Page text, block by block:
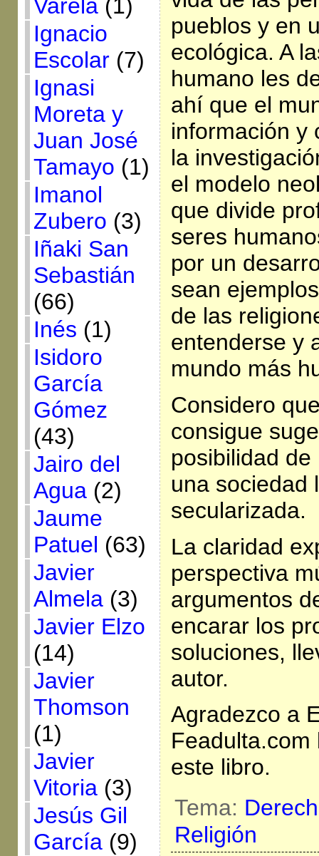
Varela(1)
Ignacio
Escolar(7)
Ignasi
Moreta y
Juan José
Tamayo (1)
Imanol
Zubero (3)
Iñaki San
Sebastián
(66)
Inés (1)
Isidoro
García
Gómez
(43)
Jairo del
Agua(2)
Jaume
Patuel (63)
Javier
Almela(3)
Javier Elzo
(14)
Javier
Thomson
(1)
Javier
Vitoria(3)
Jesús Gil
García(9)
pueblos y en
ecológica. A
humano les
ahí que el
información y
la
el modelo
que divide
seres
por un
sean
de las
entenderse y
mundo más
Considero
consigue
posibilidad
una sociedad
secularizada.
La claridad
perspectiva
argumentos
encarar los
soluciones,
autor.
Agradezco a
Feadulta.com
este libro.
Tema:
Religión